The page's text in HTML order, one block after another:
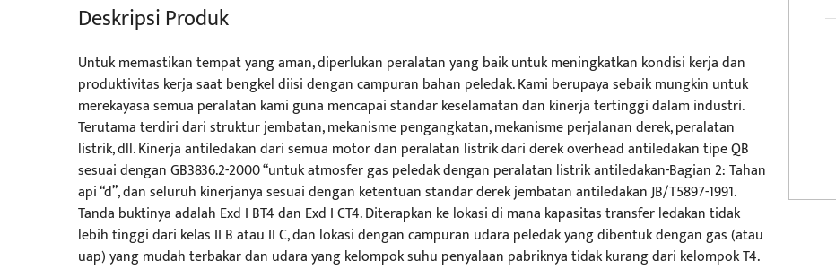
Deskripsi Produk
Untuk memastikan tempat yang aman, diperlukan peralatan yang baik untuk meningkatkan kondisi kerja dan
produktivitas kerja saat bengkel diisi dengan campuran bahan peledak. Kami berupaya sebaik mungkin untuk
merekayasa semua peralatan kami guna mencapai standar keselamatan dan kinerja tertinggi dalam industri.
Terutama terdiri dari struktur jembatan, mekanisme pengangkatan, mekanisme perjalanan derek, peralatan
listrik, dll. Kinerja antiledakan dari semua motor dan peralatan listrik dari derek overhead antiledakan tipe QB
sesuai dengan GB3836.2-2000 “untuk atmosfer gas peledak dengan peralatan listrik antiledakan-Bagian 2: Tahan
api “d”, dan seluruh kinerjanya sesuai dengan ketentuan standar derek jembatan antiledakan JB/T5897-1991.
Tanda buktinya adalah Exd I BT4 dan Exd I CT4. Diterapkan ke lokasi di mana kapasitas transfer ledakan tidak
lebih tinggi dari kelas II B atau II C, dan lokasi dengan campuran udara peledak yang dibentuk dengan gas (atau
uap) yang mudah terbakar dan udara yang kelompok suhu penyalaan pabriknya tidak kurang dari kelompok T4.